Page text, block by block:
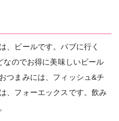
、ビールです。パブに行く
なのでお得に美味しいビール
つまみには、フィッシュ&チ
、フォーエックスです。飲み